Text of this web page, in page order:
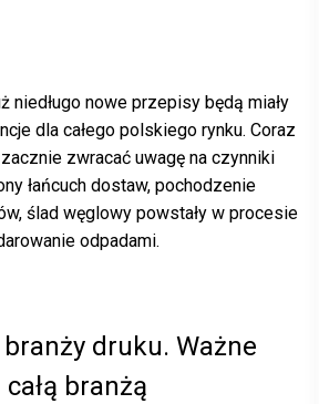
niedługo nowe przepisy będą miały
dla całego polskiego rynku. Coraz
zwracać uwagę na czynniki
łańcuch dostaw, pochodzenie
ślad węglowy powstały w procesie
odpadami.
branży druku. Ważne
branżą